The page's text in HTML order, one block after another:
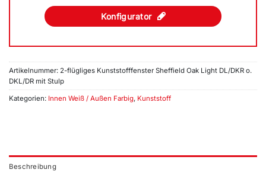
Konfigurator
Artikelnummer: 2-flügliges Kunststofffenster Sheffield Oak Light DL/DKR o.
DKL/DR mit Stulp
Kategorien: Innen Weiß / Außen Farbig, Kunststoff
Beschreibung